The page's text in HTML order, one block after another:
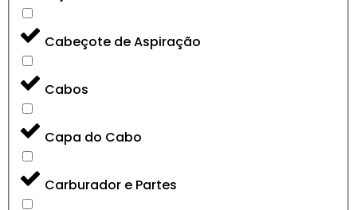
Cabeçote de Aspiração
Cabos
Capa do Cabo
Carburador e Partes